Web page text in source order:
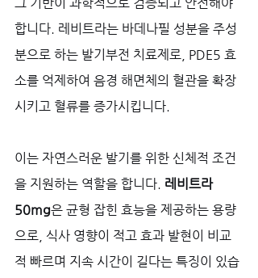
합니다. 레비트라는 바데나필 성분을 주성
분으로 하는 발기부전 치료제로, PDE5 효
소를 억제하여 음경 해면체의 혈관을 확장
시키고 혈류를 증가시킵니다.
이는 자연스러운 발기를 위한 신체적 조건
을 지원하는 역할을 합니다. 레비트라
50mg은 균형 잡힌 효능을 제공하는 용량
으로, 식사 영향이 적고 효과 발현이 비교
적 빠르며 지속 시간이 길다는 특징이 있습